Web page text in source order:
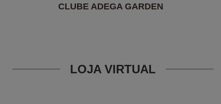
CLUBE ADEGA GARDEN
LOJA VIRTUAL